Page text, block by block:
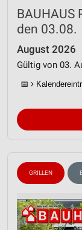
BAUHAUS
den 03.08.
August 2026
Gültig von 03.
📅
GRILLEN